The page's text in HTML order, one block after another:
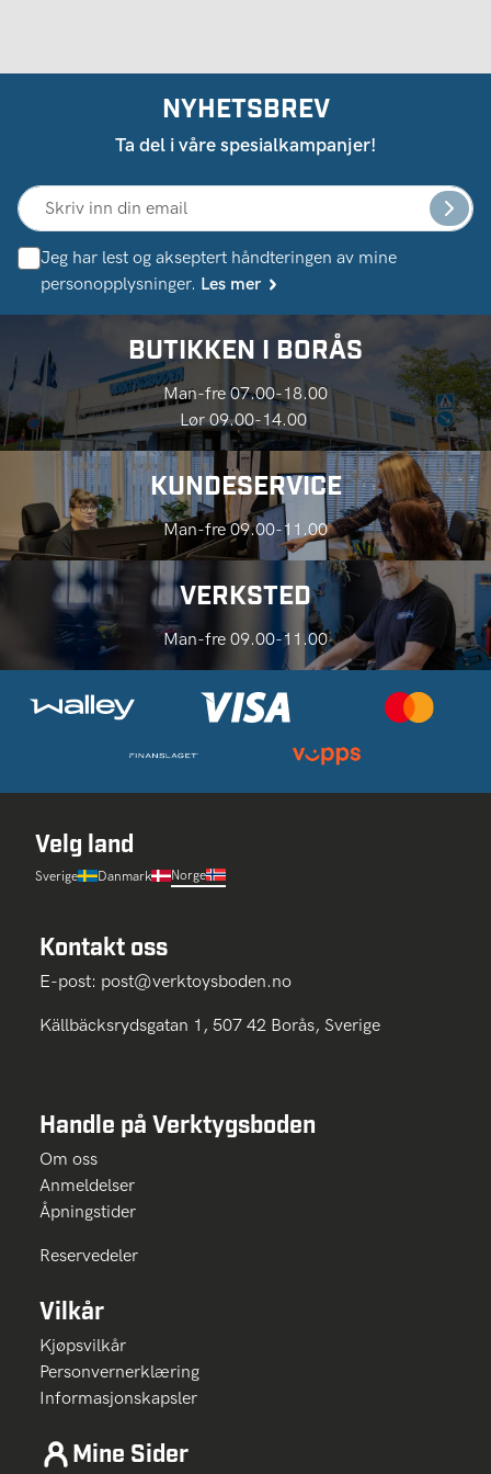
NYHETSBREV
Ta del i våre spesialkampanjer!
Jeg har lest og akseptert håndteringen av mine
personopplysninger. Les mer
BUTIKKEN I BORÅS
Man-fre 07.00-18.00
Lør 09.00-14.00
KUNDESERVICE
Man-fre 09.00-11.00
VERKSTED
Man-fre 09.00-11.00
Velg land
Sverige Danmark Norge
Kontakt oss
E-post: post@verktoysboden.no
Källbäcksrydsgatan 1, 507 42 Borås, Sverige
Handle på Verktygsboden
Om oss
Anmeldelser
Åpningstider
Reservedeler
Vilkår
Kjøpsvilkår
Personvernerklæring
Informasjonskapsler
Mine Sider